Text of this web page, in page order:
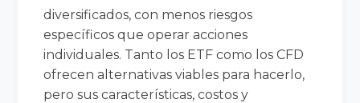
diversificados, con menos riesgos
específicos que operar acciones
individuales. Tanto los ETF como los CFD
ofrecen alternativas viables para hacerlo,
pero sus características, costos y